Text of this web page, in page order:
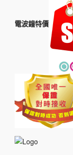
電波鐘特價